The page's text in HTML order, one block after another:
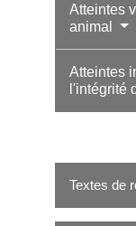
Atteintes
animal
Atteintes
l'intégrité
Textes de